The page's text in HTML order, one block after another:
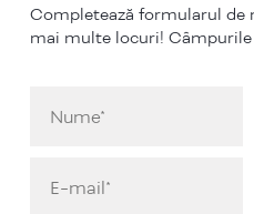
Completează formularul de
mai multe locuri!